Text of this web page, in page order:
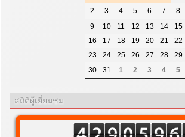
2
3 4 5 6 7
8
9
10 11 12 13 14
15
16
17 18 19 20 21
22
23
24 25 26 27 28
29
30
31 1 2 3 4 5
สถิติผู้เยี่ยมชม